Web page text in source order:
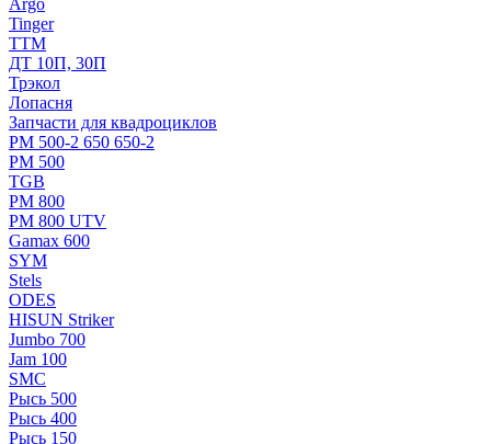
Argo
Tinger
ТТМ
ДТ 10П, 30П
Трэкол
Лопасня
Запчасти для квадроциклов
РМ 500-2 650 650-2
РМ 500
TGB
РМ 800
РМ 800 UTV
Gamax 600
SYM
Stels
ОDЕS
HISUN Striker
Jumbo 700
Jam 100
SMC
Рысь 500
Рысь 400
Рысь 150